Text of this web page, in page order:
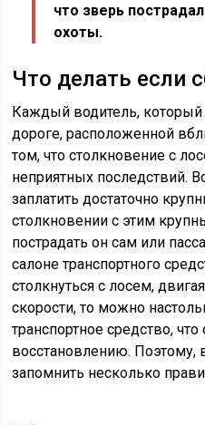
что зверь
охоты.
Что делать если
Каждый водитель, который
дороге, расположенной
том, что столкновение с
неприятных последствий.
заплатить достаточно
столкновении с этим
пострадать он сам или
салоне транспортного
столкнуться с лосем,
скорости, то можно
транспортное средство,
восстановлению. Поэтому,
запомнить несколько